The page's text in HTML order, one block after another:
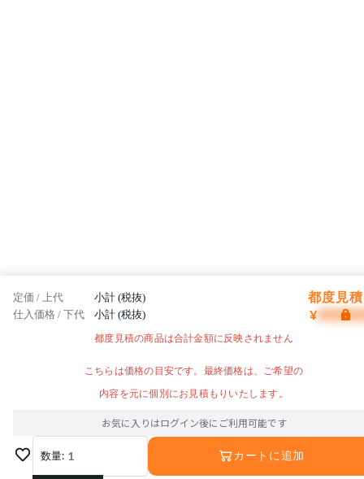
定価 / 上代 小計 (税抜) 都度見
仕入価格 / 下代 小計 (税抜) ¥
都度見積の商品は合計金額に反映されません
こちらは価格の目安です。最終価格は、ご希望の
内容を元に個別にお見積もりいたします。
お気に入りはログイン後にご利用可能です
数量: 1 カートに追加